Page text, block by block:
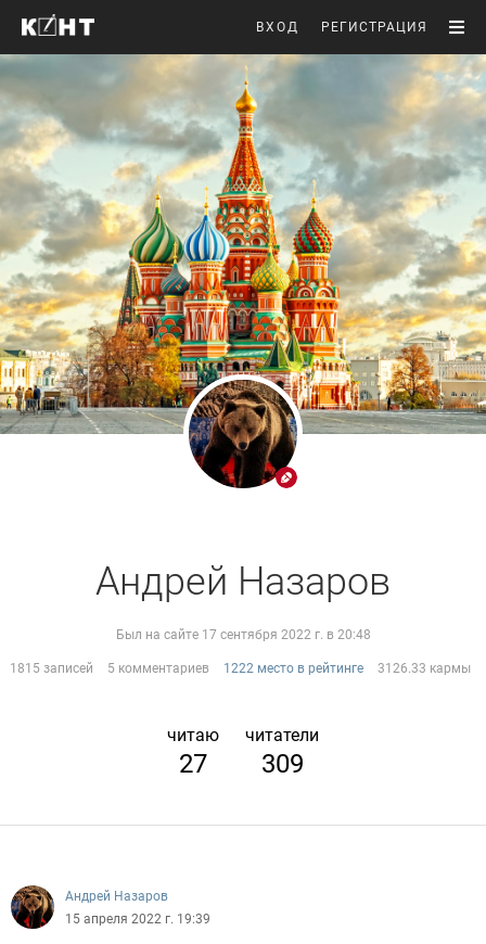
ВХОД РЕГИСТРАЦИЯ
Андрей Назаров
Был на сайте 17 сентября 2022 г. в 20:48
1815 записей 5 комментариев 1222 место в рейтинге 3126.33 кармы
читаю
27
читатели
309
Андрей Назаров
15 апреля 2022 г. 19:39